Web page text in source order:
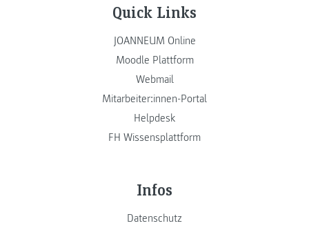
Quick Links
JOANNEUM Online
Moodle Plattform
Webmail
Mitarbeiter:innen-Portal
Helpdesk
FH Wissensplattform
Infos
Datenschutz